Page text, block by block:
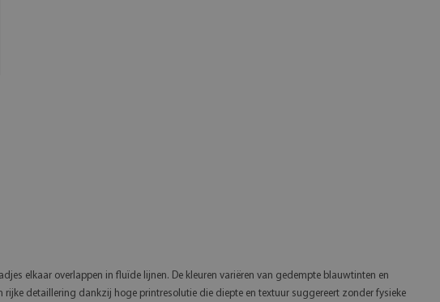
elkaar overlappen in fluïde lijnen. De kleuren variëren van gedempte blauwtinten en
detaillering dankzij hoge printresolutie die diepte en textuur suggereert zonder fysieke